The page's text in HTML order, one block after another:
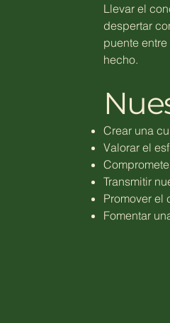
Llevar el
despertar
puente
hecho.
Crear una
Valorar el
Transmitir
Promover el
Fomentar